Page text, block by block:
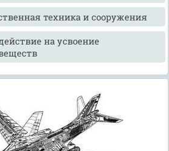
техника и сооружения
на усвоение